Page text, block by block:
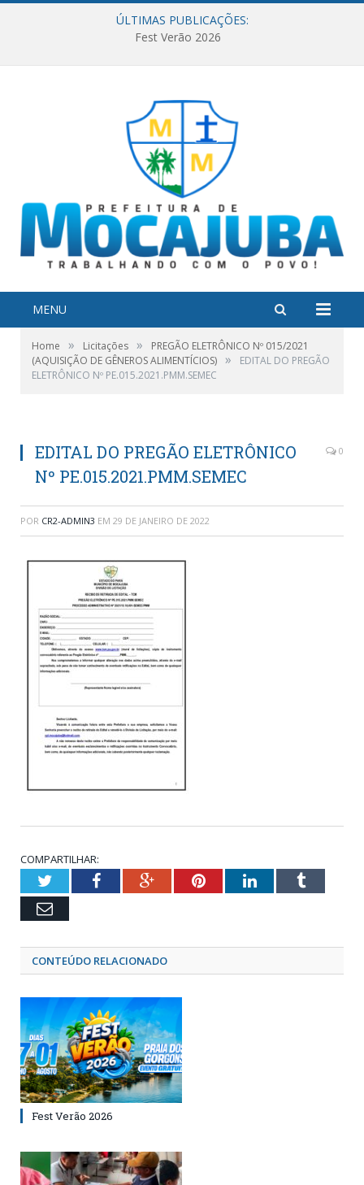
ÚLTIMAS PUBLICAÇÕES:
Fest Verão 2026
MENU
Home » Licitações »
PREGÃO ELETRÔNICO Nº 015/2021
(AQUISIÇÃO DE GÊNEROS ALIMENTÍCIOS) »
EDITAL DO PREGÃO
ELETRÔNICO Nº PE.015.2021.PMM.SEMEC
EDITAL DO PREGÃO ELETRÔNICO
Nº PE.015.2021.PMM.SEMEC
0
POR CR2-ADMIN3 EM 29 DE JANEIRO DE 2022
COMPARTILHAR:
TwitterFacebookGoogle+PinterestLinkedInTumblr
Email
CONTEÚDO RELACIONADO
Fest Verão 2026